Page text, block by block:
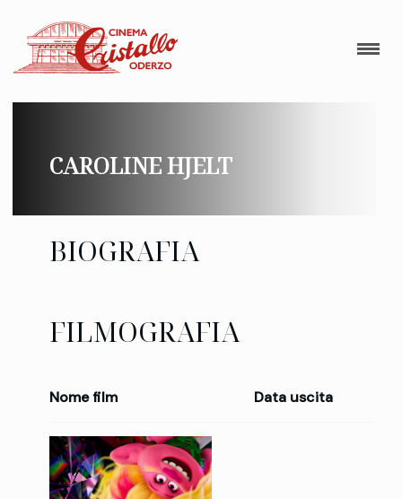
CAROLINE HJELT
BIOGRAFIA
FILMOGRAFIA
Nome film Data uscita